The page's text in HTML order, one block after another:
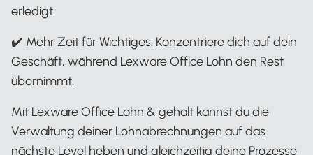
erledigt.
✔️ Mehr Zeit für Wichtiges: Konzentriere dich auf dein
Geschäft, während Lexware Office Lohn den Rest
übernimmt.
Mit Lexware Office Lohn & gehalt kannst du die
Verwaltung deiner Lohnabrechnungen auf das
nächste Level heben und gleichzeitig deine Prozesse